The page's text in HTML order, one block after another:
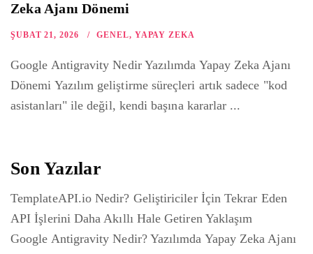
Zeka Ajanı Dönemi
ŞUBAT 21, 2026 GENEL, YAPAY ZEKA
Google Antigravity Nedir Yazılımda Yapay Zeka Ajanı
Dönemi Yazılım geliştirme süreçleri artık sadece "kod
asistanları" ile değil, kendi başına kararlar ...
Son Yazılar
TemplateAPI.io Nedir? Geliştiriciler İçin Tekrar Eden
API İşlerini Daha Akıllı Hale Getiren Yaklaşım
Google Antigravity Nedir? Yazılımda Yapay Zeka Ajanı